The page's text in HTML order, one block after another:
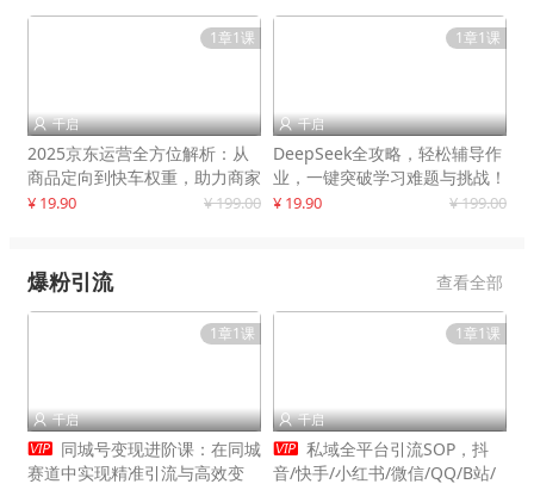
1章1课
 千启
2025京东运营全方位解析：从
商品定向到快车权重，助力商家
打造爆款商品
¥ 19.90 ¥ 199.00
1章1课
 千启
DeepSeek全攻略，轻松辅导作
业，一键突破学习难题与挑战！
¥ 19.90 ¥ 199.00
爆粉引流 查看全部
1章1课
 千启
 同城号变现进阶课：在同城
赛道中实现精准引流与高效变
1章1课
 千启
 私域全平台引流SOP，抖
音/快手/小红书/微信/QQ/B站/